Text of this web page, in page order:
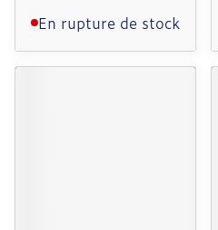
En rupture de stock